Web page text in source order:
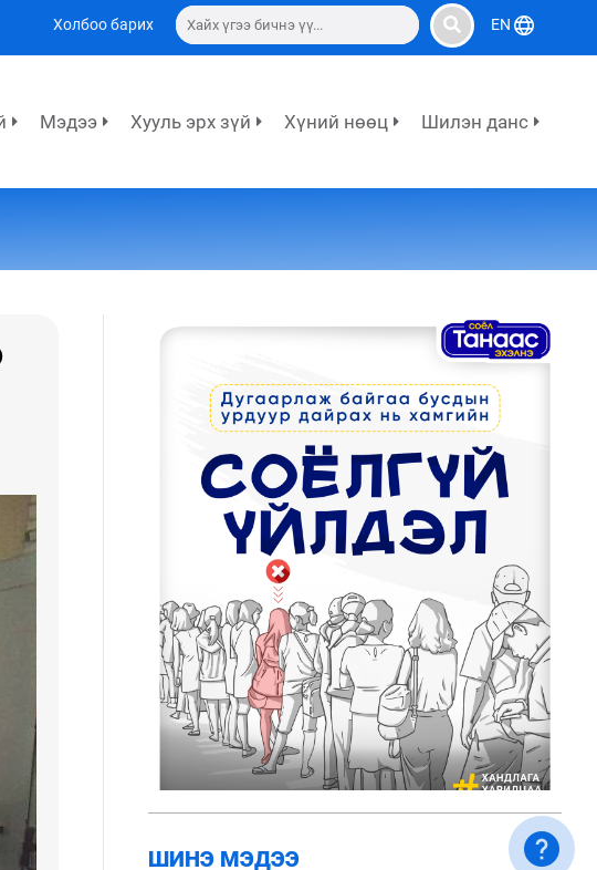
Холбоо барих EN
Мэдээ Хууль эрх зүй Хүний нөөц Шилэн данс
ШИНЭ МЭДЭЭ